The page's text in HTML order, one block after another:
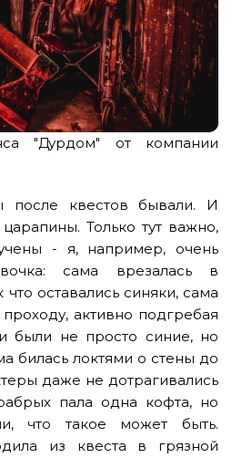
"Дурдом" от компании
после квестов бывали. И
Только тут важно,
- я, например, очень
сама врезалась в
оставались синяки, сама
активно подгребая
были не просто синие, но
билась локтями о стены до
даже не дотрагивались
пала одна кофта, но
что такое может быть.
из квеста в грязной